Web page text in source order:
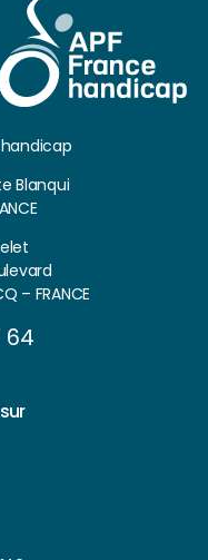
handicap
Blanqui
– FRANCE
64